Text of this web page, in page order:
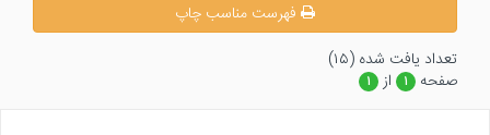
فهرست مناسب چاپ
تعداد يافت شده (۱۵)
صفحه
۱ از ۱